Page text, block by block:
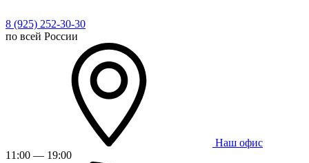
8 (925) 252-30-30
по всей России
Наш офис
11:00 — 19:00